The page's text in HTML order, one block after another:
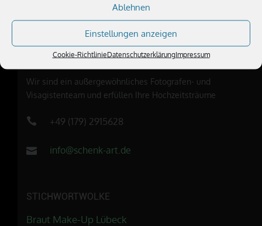
Ablehnen
Einstellungen anzeigen
Cookie-RichtlinieDatenschutzerklärungImpressum
ÜBER UNS
Wir sind ein außergewöhnliches Fotografen- und
Visagistenteam und erfüllen Ihre Hochzeitsträume
+49 (179) 2915628
info@schenk-art.de
STICHWORTWOLKE
Braut Make-Up Lübeck